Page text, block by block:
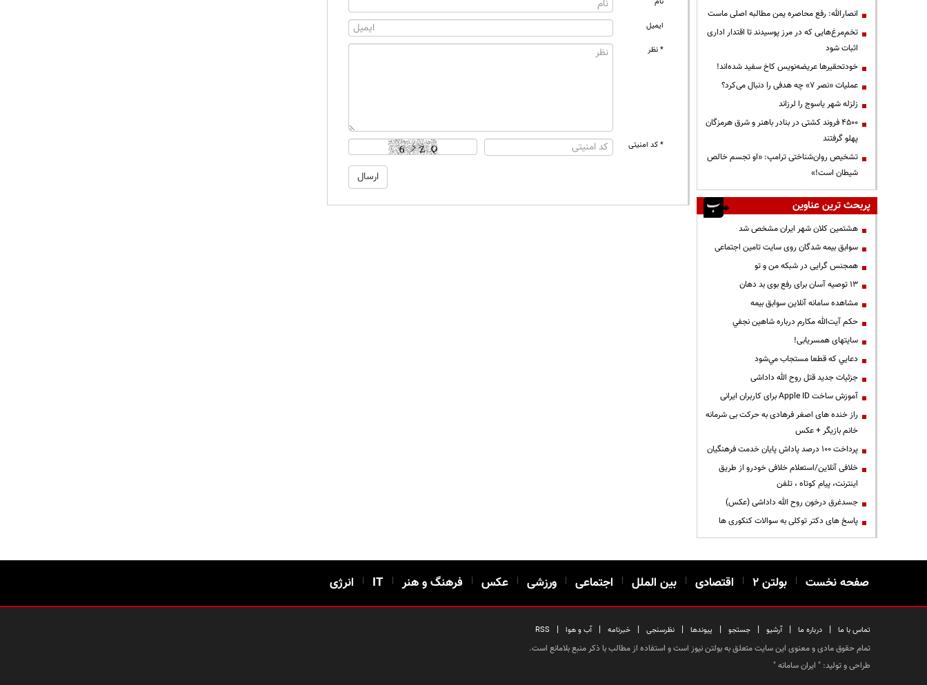
ایمیل
* نظر
* کد امنیتی
انصارالله: رفع محاصره یمن مطالبه اصلی ماست
تخم‌مرغ‌هایی که در مرز پوسیدند تا اقتدار اداری
اثبات شود
خودتحقیرها عریضه‌نویس کاخ سفید شده‌اند!
عملیات «نصر ۷» چه هدفی را دنبال می‌کرد؟
زلزله شهر یاسوج را لرزاند
۴۵۰۰ فروند کشتی در بنادر باهنر و شرق هرمزگان
پهلو گرفتند
تشخیص روان‌شناختی ترامپ: «او تجسم خالص
شیطان است!»
پربحث ترین عناوین
هشتمین کلان شهر ایران مشخص شد
سوابق بیمه شدگان روی سایت تامین اجتماعی
همجنس گرایی در شبکه من و تو
13 توصیه آسان برای رفع بوی بد دهان
مشاهده سامانه آنلاين سوابق بیمه
حكم آيت‌الله مكارم درباره شاهين نجفي
سایتهای همسریابی!
دعايي كه قطعا مستجاب مي‌شود
جزئیات جدید قتل روح الله داداشی
آموزش ساخت Apple ID برای کاربران ایرانی
راز خنده های اصغر فرهادی به حرکت بی شرمانه
خانم بازیگر + عکس
پرداخت ۱۰۰ درصد پاداش پایان خدمت فرهنگیان
خلافی آنلاین/استعلام خلافی خودرو از طریق
اینترنت، پیام کوتاه ، تلفن
جسدغرق درخون روح الله داداشی (عکس)
پاسخ های دکتر توکلی به سوالات کنکوری ها
صفحه نخست | بولتن ۲ | اقتصادی | بین الملل | اجتماعی | ورزشی | عکس | فرهنگ و هنر |
IT
| انرژی
تماس با ما | درباره ما | آرشیو | جستجو | پیوندها | نظرسنجی | خبرنامه | آب و هوا |
RSS
تمام حقوق مادی و معنوی این سایت متعلق به بولتن نیوز است و استفاده از مطالب با ذکر منبع بلامانع است.
طراحی و تولید: " ایران سامانه"